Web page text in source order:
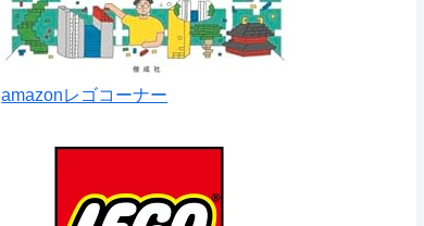
amazonレゴコーナー